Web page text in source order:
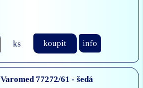
ks koupit info